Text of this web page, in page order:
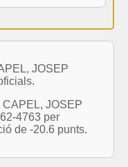
JOSEP
JOSEP
4763 per
de -20.6 punts.